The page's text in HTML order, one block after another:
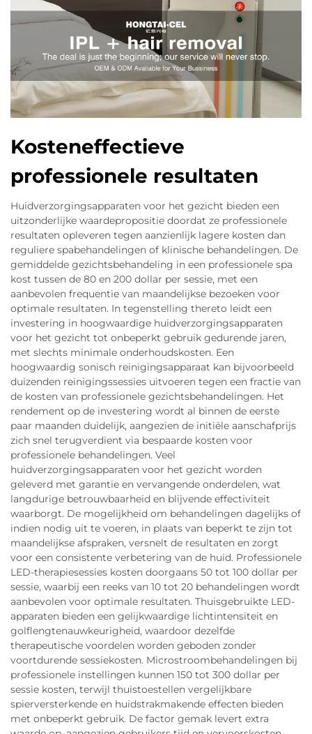
Kosteneffectieve
professionele resultaten
Huidverzorgingsapparaten voor het gezicht bieden een
uitzonderlijke waardepropositie doordat ze professionele
resultaten opleveren tegen aanzienlijk lagere kosten dan
reguliere spabehandelingen of klinische behandelingen. De
gemiddelde gezichtsbehandeling in een professionele spa
kost tussen de 80 en 200 dollar per sessie, met een
aanbevolen frequentie van maandelijkse bezoeken voor
optimale resultaten. In tegenstelling thereto leidt een
investering in hoogwaardige huidverzorgingsapparaten
voor het gezicht tot onbeperkt gebruik gedurende jaren,
met slechts minimale onderhoudskosten. Een
hoogwaardig sonisch reinigingsapparaat kan bijvoorbeeld
duizenden reinigingssessies uitvoeren tegen een fractie van
de kosten van professionele gezichtsbehandelingen. Het
rendement op de investering wordt al binnen de eerste
paar maanden duidelijk, aangezien de initiële aanschafprijs
zich snel terugverdient via bespaarde kosten voor
professionele behandelingen. Veel
huidverzorgingsapparaten voor het gezicht worden
geleverd met garantie en vervangende onderdelen, wat
langdurige betrouwbaarheid en blijvende effectiviteit
waarborgt. De mogelijkheid om behandelingen dagelijks of
indien nodig uit te voeren, in plaats van beperkt te zijn tot
maandelijkse afspraken, versnelt de resultaten en zorgt
voor een consistente verbetering van de huid. Professionele
LED-therapiesessies kosten doorgaans 50 tot 100 dollar per
sessie, waarbij een reeks van 10 tot 20 behandelingen wordt
aanbevolen voor optimale resultaten. Thuisgebruikte LED-
apparaten bieden een gelijkwaardige lichtintensiteit en
golflengtenauwkeurigheid, waardoor dezelfde
therapeutische voordelen worden geboden zonder
voortdurende sessiekosten. Microstroombehandelingen bij
professionele instellingen kunnen 150 tot 300 dollar per
sessie kosten, terwijl thuistoestellen vergelijkbare
spierversterkende en huidstrakmakende effecten bieden
met onbeperkt gebruik. De factor gemak levert extra